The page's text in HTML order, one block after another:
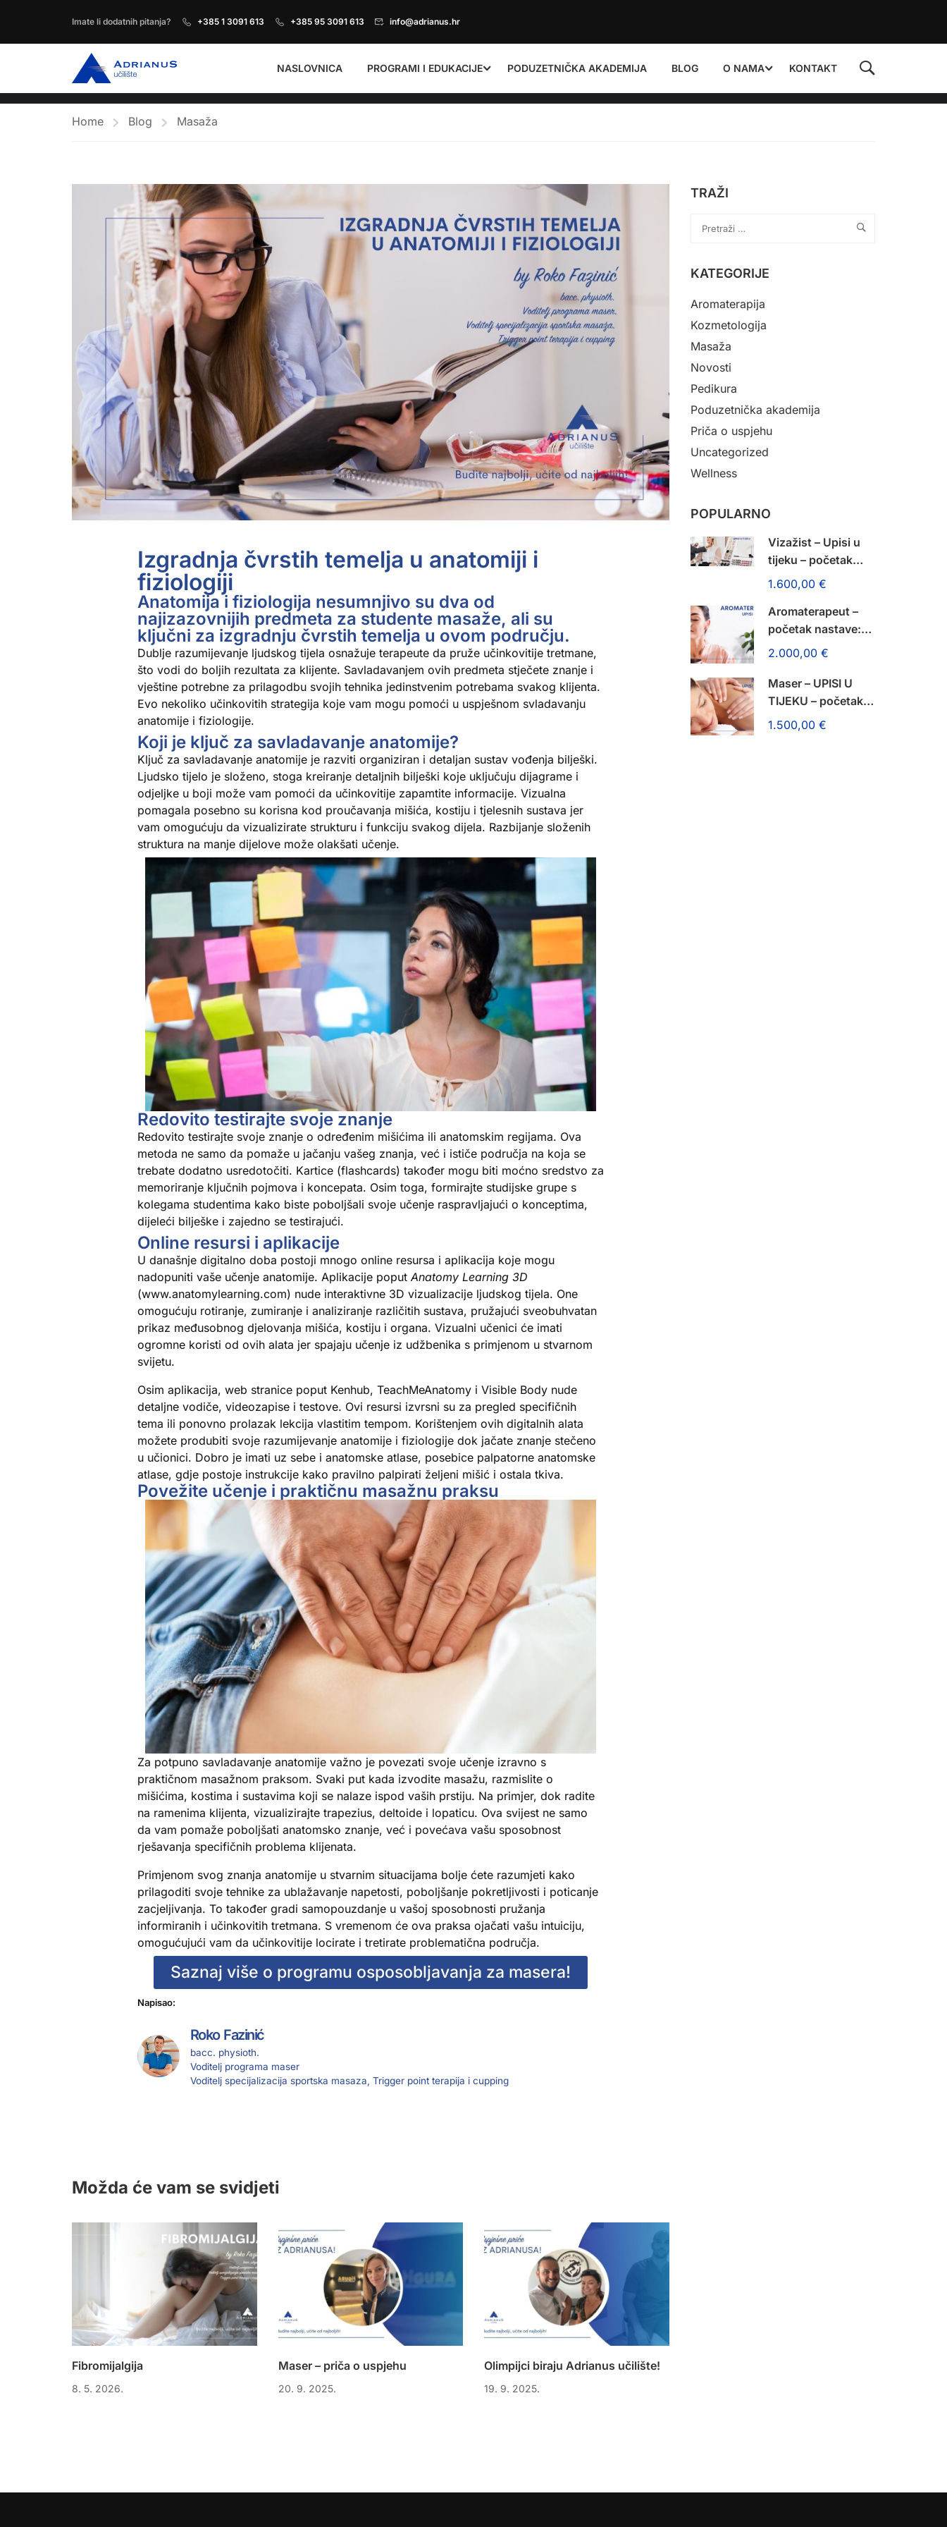
Imate li dodatnih pitanja? +385 1 3091 613 +385 95 3091 613 info@adrianus.hr
NASLOVNICA PROGRAMI I EDUKACIJE PODUZETNIČKA AKADEMIJA BLOG O NAMA KONTAKT
Home Blog Masaža
Izgradnja čvrstih temelja u anatomiji i
fiziologiji
Anatomija i fiziologija nesumnjivo su dva od
najizazovnijih predmeta za studente masaže, ali su
ključni za izgradnju čvrstih temelja u ovom području.
Dublje razumijevanje ljudskog tijela osnažuje terapeute da pruže učinkovitije tretmane,
što vodi do boljih rezultata za klijente. Savladavanjem ovih predmeta stječete znanje i
vještine potrebne za prilagodbu svojih tehnika jedinstvenim potrebama svakog klijenta.
Evo nekoliko učinkovitih strategija koje vam mogu pomoći u uspješnom svladavanju
anatomije i fiziologije.
Koji je ključ za savladavanje anatomije?
Ključ za savladavanje anatomije je razviti organiziran i detaljan sustav vođenja bilješki.
Ljudsko tijelo je složeno, stoga kreiranje detaljnih bilješki koje uključuju dijagrame i
odjeljke u boji može vam pomoći da učinkovitije zapamtite informacije. Vizualna
pomagala posebno su korisna kod proučavanja mišića, kostiju i tjelesnih sustava jer
vam omogućuju da vizualizirate strukturu i funkciju svakog dijela. Razbijanje složenih
struktura na manje dijelove može olakšati učenje.
Redovito testirajte svoje znanje
Redovito testirajte svoje znanje o određenim mišićima ili anatomskim regijama. Ova
metoda ne samo da pomaže u jačanju vašeg znanja, već i ističe područja na koja se
trebate dodatno usredotočiti. Kartice (flashcards) također mogu biti moćno sredstvo za
memoriranje ključnih pojmova i koncepata. Osim toga, formirajte studijske grupe s
kolegama studentima kako biste poboljšali svoje učenje raspravljajući o konceptima,
dijeleći bilješke i zajedno se testirajući.
Online resursi i aplikacije
U današnje digitalno doba postoji mnogo online resursa i aplikacija koje mogu
nadopuniti vaše učenje anatomije. Aplikacije poput Anatomy Learning 3D
(www.anatomylearning.com) nude interaktivne 3D vizualizacije ljudskog tijela. One
omogućuju rotiranje, zumiranje i analiziranje različitih sustava, pružajući sveobuhvatan
prikaz međusobnog djelovanja mišića, kostiju i organa. Vizualni učenici će imati
ogromne koristi od ovih alata jer spajaju učenje iz udžbenika s primjenom u stvarnom
svijetu.
Osim aplikacija, web stranice poput Kenhub, TeachMeAnatomy i Visible Body nude
detaljne vodiče, videozapise i testove. Ovi resursi izvrsni su za pregled specifičnih
tema ili ponovno prolazak lekcija vlastitim tempom. Korištenjem ovih digitalnih alata
možete produbiti svoje razumijevanje anatomije i fiziologije dok jačate znanje stečeno
u učionici. Dobro je imati uz sebe i anatomske atlase, posebice palpatorne anatomske
atlase, gdje postoje instrukcije kako pravilno palpirati željeni mišić i ostala tkiva.
Povežite učenje i praktičnu masažnu praksu
Za potpuno savladavanje anatomije važno je povezati svoje učenje izravno s
praktičnom masažnom praksom. Svaki put kada izvodite masažu, razmislite o
mišićima, kostima i sustavima koji se nalaze ispod vaših prstiju. Na primjer, dok radite
na ramenima klijenta, vizualizirajte trapezius, deltoide i lopaticu. Ova svijest ne samo
da vam pomaže poboljšati anatomsko znanje, već i povećava vašu sposobnost
rješavanja specifičnih problema klijenata.
Primjenom svog znanja anatomije u stvarnim situacijama bolje ćete razumjeti kako
prilagoditi svoje tehnike za ublažavanje napetosti, poboljšanje pokretljivosti i poticanje
zacjeljivanja. To također gradi samopouzdanje u vašoj sposobnosti pružanja
informiranih i učinkovitih tretmana. S vremenom će ova praksa ojačati vašu intuiciju,
omogućujući vam da učinkovitije locirate i tretirate problematična područja.
Saznaj više o programu osposobljavanja za masera!
Napisao:
Roko Fazinić
bacc. physioth.
Voditelj programa maser
Voditelj specijalizacija sportska masaza, Trigger point terapija i cupping
Možda će vam se svidjeti
Fibromijalgija
8. 5. 2026.
Maser – priča o uspjehu
20. 9. 2025.
Olimpijci biraju Adrianus učilište!
19. 9. 2025.
TRAŽI
KATEGORIJE
Aromaterapija
Kozmetologija
Masaža
Novosti
Pedikura
Poduzetnička akademija
Priča o uspjehu
Uncategorized
Wellness
POPULARNO
Vizažist – Upisi u
tijeku – početak
nastave: 14. rujna
1.600,00 €
Aromaterapeut –
početak nastave:
14. rujna 2026.!
2.000,00 €
Maser – UPISI U
TIJEKU – početak
nastave: 14. rujna
1.500,00 €